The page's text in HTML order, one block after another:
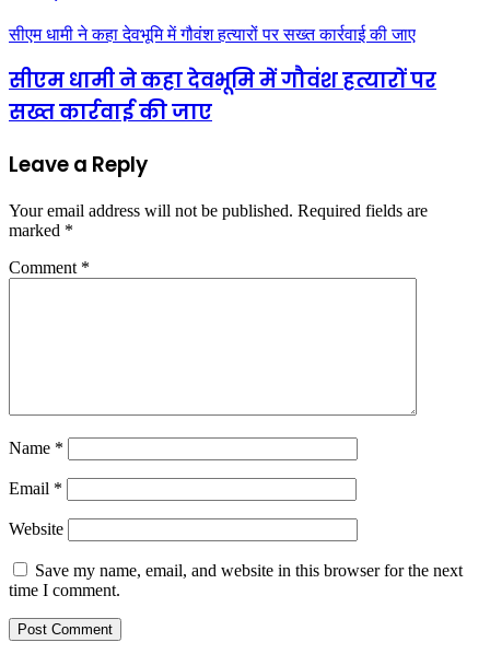
सीएम धामी ने कहा देवभूमि में गौवंश हत्यारों पर सख्त कार्रवाई की जाए
सीएम धामी ने कहा देवभूमि में गौवंश हत्यारों पर
सख्त कार्रवाई की जाए
Leave a Reply
Your email address will not be published. Required fields are
marked *
Comment *
Name *
Email *
Website
Save my name, email, and website in this browser for the next
time I comment.